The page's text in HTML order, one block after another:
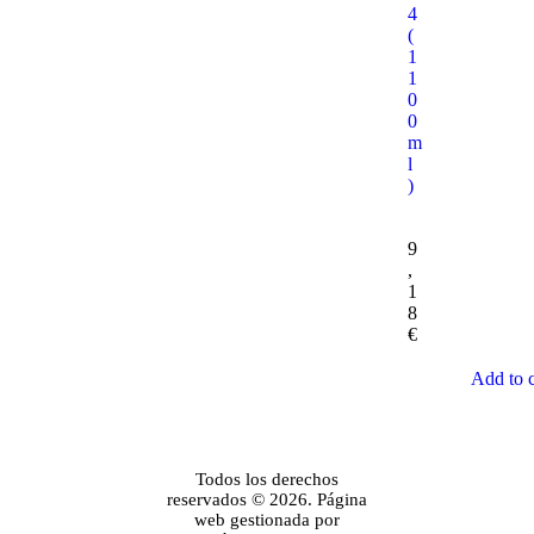
4
(
1
1
0
0
m
l
)
9
,
1
8
€
Add to
Todos los derechos
reservados © 2026. Página
web gestionada por